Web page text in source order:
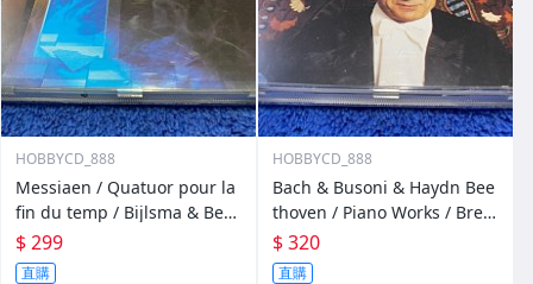
HOBBYCD_888
Messiaen / Quatuor pour la
fin du temp / Bijlsma & Beth
s & Pieterson & De Leeuw
$ 299
直購
HOBBYCD_888
Bach & Busoni & Haydn Bee
thoven / Piano Works / Bren
del
$ 320
直購